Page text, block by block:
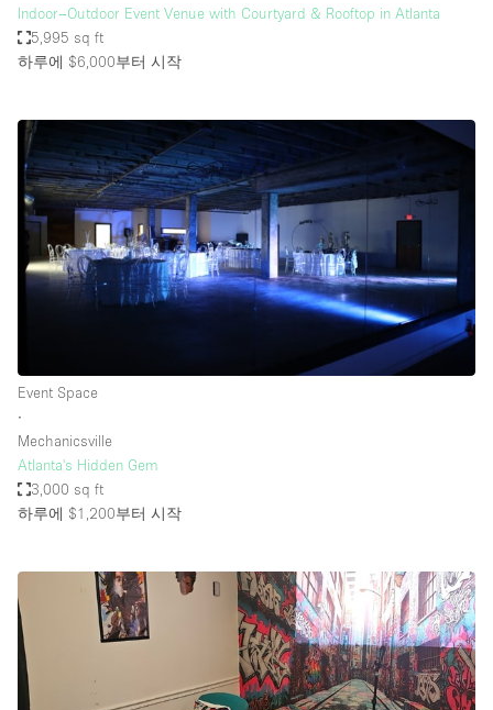
Indoor–Outdoor Event Venue with Courtyard & Rooftop in Atlanta
5,995 sq ft
하루에 $6,000부터 시작
Event Space
∙
Mechanicsville
Atlanta's Hidden Gem
3,000 sq ft
하루에 $1,200부터 시작